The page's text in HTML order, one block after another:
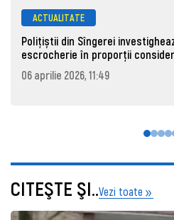
ACTUALITATE
Polițiștii din Sîngerei
escrocherie în proporții
06 aprilie 2026, 11:49
CITEŞTE ŞI..Vezi toate